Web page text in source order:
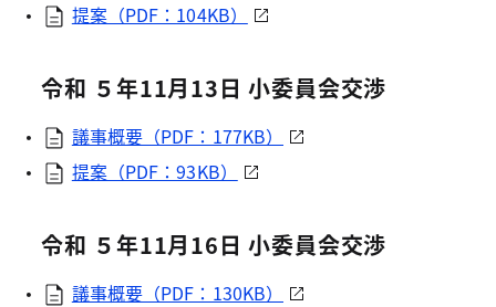
提案（PDF：104KB）
令和 ５年11月13日 小委員会交渉
議事概要（PDF：177KB）
提案（PDF：93KB）
令和 ５年11月16日 小委員会交渉
議事概要（PDF：130KB）